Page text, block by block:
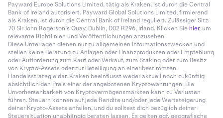
Payward Europe Solutions Limited, tätig als Kraken, ist durch die Central
Bank of Ireland autorisiert. Payward Global Solutions Limited, firmierend
als Kraken, ist durch die Central Bank of Ireland reguliert. Zulässiger Sitz:
70 Sir John Rogerson’s Quay, Dublin, D02 R296, Irland. Klicken Sie hier, um
relevante Richtlinien und Veröffentlichungen anzusehen.
Diese Unterlagen dienen nur zu allgemeinen Informationszwecken und
stellen keine Beratung zu Anlagen oder Finanzprodukten oder Empfehlung
oder Aufforderung zum Kauf oder Verkauf, zum Staking oder zum Besitz
von Krypto-Assets oder zur Beteiligung an einer bestimmten
Handelsstrategie dar. Kraken beeinflusst weder aktuell noch zukünftig
absichtlich den Preis einer der angebotenen Kryptowährungen. Die
Unvorhersehbarkeit von Kryptovermögensmärkten kann zu Verlusten
führen. Steuern können auf jede Rendite und/oder jede Wertsteigerung
deiner Krypto-Assets anfallen, und du solltest dich bezüglich deiner
Steuersituation unabhängig beraten lassen. Es gelten ggf. geografische